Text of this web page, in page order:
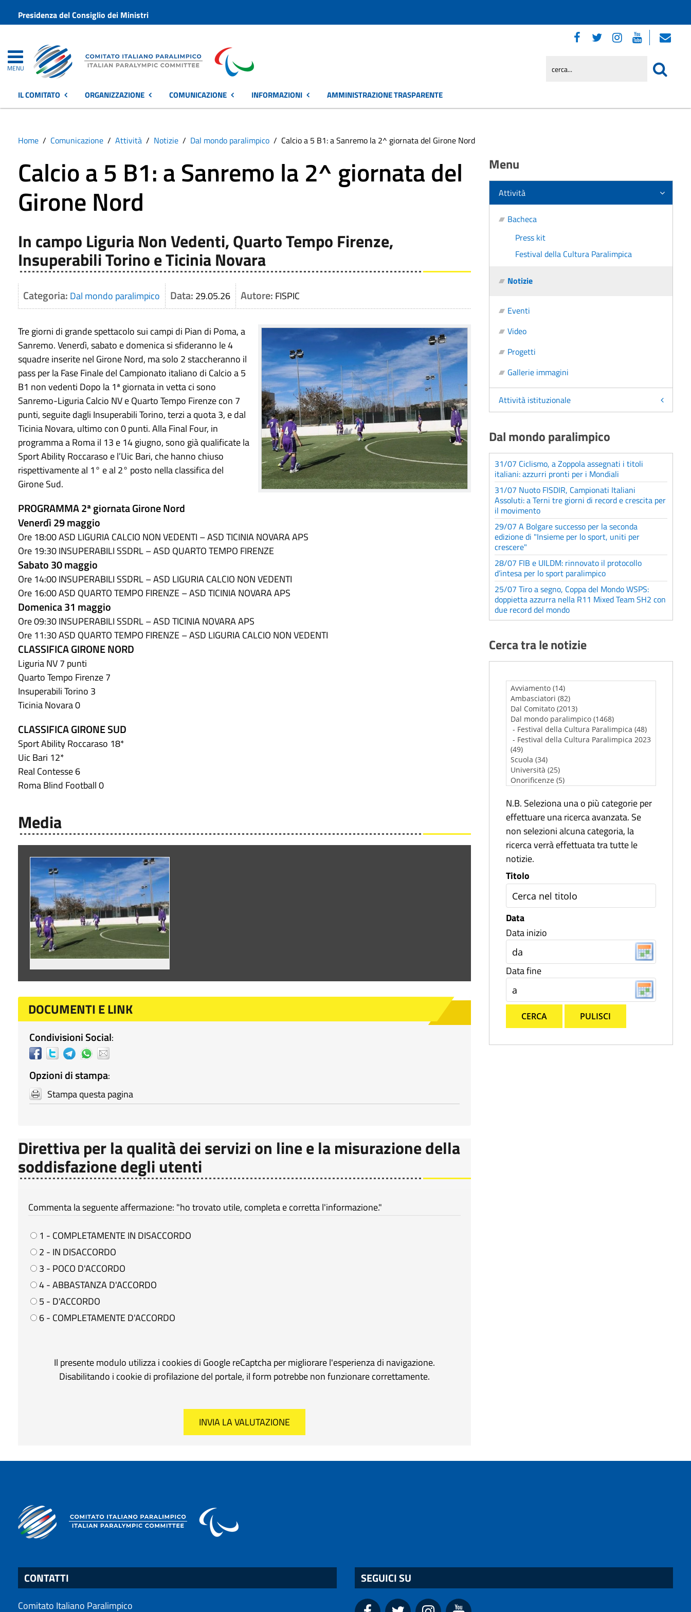
Presidenza del Consiglio dei Ministri
MENU
IL COMITATO ORGANIZZAZIONE COMUNICAZIONE INFORMAZIONI AMMINISTRAZIONE TRASPARENTE
Home Comunicazione Attività Notizie Dal mondo paralimpico Calcio a 5 B1: a Sanremo la 2^ giornata del Girone Nord
Calcio a 5 B1: a Sanremo la 2^ giornata del
Girone Nord
In campo Liguria Non Vedenti, Quarto Tempo Firenze,
Insuperabili Torino e Ticinia Novara
Categoria: Dal mondo paralimpico Data: 29.05.26 Autore: FISPIC
Tre giorni di grande spettacolo sui campi di Pian di Poma, a
Sanremo. Venerdì, sabato e domenica si sfideranno le 4
squadre inserite nel Girone Nord, ma solo 2 staccheranno il
pass per la Fase Finale del Campionato italiano di Calcio a 5
B1 non vedenti Dopo la 1ª giornata in vetta ci sono
Sanremo-Liguria Calcio NV e Quarto Tempo Firenze con 7
punti, seguite dagli Insuperabili Torino, terzi a quota 3, e dal
Ticinia Novara, ultimo con 0 punti. Alla Final Four, in
programma a Roma il 13 e 14 giugno, sono già qualificate la
Sport Ability Roccaraso e l’Uic Bari, che hanno chiuso
rispettivamente al 1° e al 2° posto nella classifica del
Girone Sud.
PROGRAMMA 2ª giornata Girone Nord
Venerdì 29 maggio
Ore 18:00 ASD LIGURIA CALCIO NON VEDENTI – ASD TICINIA NOVARA APS
Ore 19:30 INSUPERABILI SSDRL – ASD QUARTO TEMPO FIRENZE
Sabato 30 maggio
Ore 14:00 INSUPERABILI SSDRL – ASD LIGURIA CALCIO NON VEDENTI
Ore 16:00 ASD QUARTO TEMPO FIRENZE – ASD TICINIA NOVARA APS
Domenica 31 maggio
Ore 09:30 INSUPERABILI SSDRL – ASD TICINIA NOVARA APS
Ore 11:30 ASD QUARTO TEMPO FIRENZE – ASD LIGURIA CALCIO NON VEDENTI
CLASSIFICAGIRONE NORD
Liguria NV 7 punti
Quarto Tempo Firenze 7
Insuperabili Torino 3
Ticinia Novara 0
CLASSIFICA GIRONE SUD
Sport Ability Roccaraso 18*
Uic Bari 12*
Real Contesse 6
Roma Blind Football 0
Media
DOCUMENTI E LINK
Condivisioni Social:
Opzioni di stampa:
Stampa questa pagina
Direttiva per la qualità dei servizi on line e la misurazione della
soddisfazione degli utenti
Commenta la seguente affermazione: "ho trovato utile, completa e corretta l'informazione."
1 - COMPLETAMENTE IN DISACCORDO
2 - IN DISACCORDO
3 - POCO D'ACCORDO
4 - ABBASTANZA D'ACCORDO
5 - D'ACCORDO
6 - COMPLETAMENTE D'ACCORDO
Il presente modulo utilizza i cookies di Google reCaptcha per migliorare l'esperienza di navigazione.
Disabilitando i cookie di profilazione del portale, il form potrebbe non funzionare correttamente.
Menu
Attività
Bacheca
Press kit
Festival della Cultura Paralimpica
Notizie
Eventi
Video
Progetti
Gallerie immagini
Attività istituzionale
Dal mondo paralimpico
31/07 Ciclismo, a Zoppola assegnati i titoli
italiani: azzurri pronti per i Mondiali
31/07 Nuoto FISDIR, Campionati Italiani
Assoluti: a Terni tre giorni di record e crescita per
il movimento
29/07 A Bolgare successo per la seconda
edizione di "Insieme per lo sport, uniti per
crescere"
28/07 FIB e UILDM: rinnovato il protocollo
d’intesa per lo sport paralimpico
25/07 Tiro a segno, Coppa del Mondo WSPS:
doppietta azzurra nella R11 Mixed Team SH2 con
due record del mondo
Cerca tra le notizie
N.B. Seleziona una o più categorie per
effettuare una ricerca avanzata. Se
non selezioni alcuna categoria, la
ricerca verrà effettuata tra tutte le
notizie.
Titolo
Data
Data inizio
Data fine
CERCA PULISCI
CONTATTI
Comitato Italiano Paralimpico
SEGUICI SU